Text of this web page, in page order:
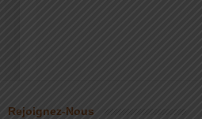
Rejoignez-Nous